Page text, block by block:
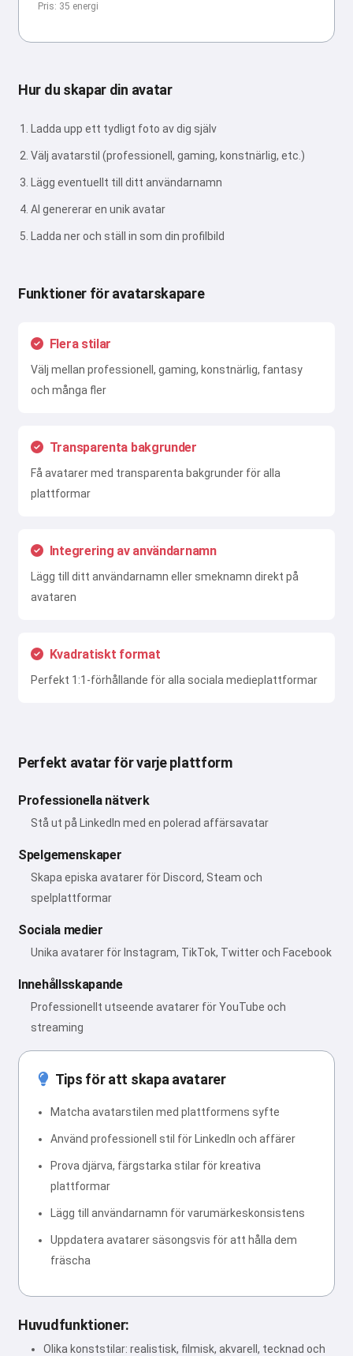
Pris: 35 energi
Hur du skapar din avatar
Ladda upp ett tydligt foto av dig själv
Välj avatarstil (professionell, gaming, konstnärlig, etc.)
Lägg eventuellt till ditt användarnamn
AI genererar en unik avatar
Ladda ner och ställ in som din profilbild
Funktioner för avatarskapare
Flera stilar
Välj mellan professionell, gaming, konstnärlig, fantasy
och många fler
Transparenta bakgrunder
Få avatarer med transparenta bakgrunder för alla
plattformar
Integrering av användarnamn
Lägg till ditt användarnamn eller smeknamn direkt på
avataren
Kvadratiskt format
Perfekt 1:1-förhållande för alla sociala medieplattformar
Perfekt avatar för varje plattform
Professionella nätverk
Stå ut på LinkedIn med en polerad affärsavatar
Spelgemenskaper
Skapa episka avatarer för Discord, Steam och
spelplattformar
Sociala medier
Unika avatarer för Instagram, TikTok, Twitter och Facebook
Innehållsskapande
Professionellt utseende avatarer för YouTube och
streaming
Tips för att skapa avatarer
Matcha avatarstilen med plattformens syfte
Använd professionell stil för LinkedIn och affärer
Prova djärva, färgstarka stilar för kreativa
plattformar
Lägg till användarnamn för varumärkeskonsistens
Uppdatera avatarer säsongsvis för att hålla dem
fräscha
Huvudfunktioner:
Olika konststilar: realistisk, filmisk, akvarell, tecknad och